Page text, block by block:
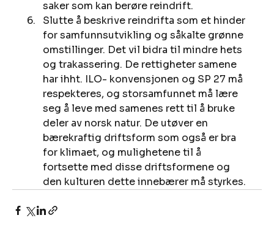
saker som kan berøre reindrift.
Slutte å beskrive reindrifta som et hinder
for samfunnsutvikling og såkalte grønne
omstillinger. Det vil bidra til mindre hets
og trakassering. De rettigheter samene
har ihht. ILO- konvensjonen og SP 27 må
respekteres, og storsamfunnet må lære
seg å leve med samenes rett til å bruke
deler av norsk natur. De utøver en
bærekraftig driftsform som også er bra
for klimaet, og mulighetene til å
fortsette med disse driftsformene og
den kulturen dette innebærer må styrkes.